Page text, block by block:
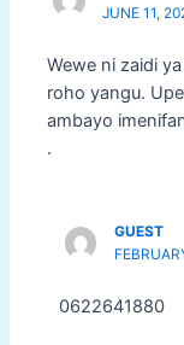
JUNE 11,
Wewe ni zaidi
roho yangu.
ambayo
.
GUEST
0622641880